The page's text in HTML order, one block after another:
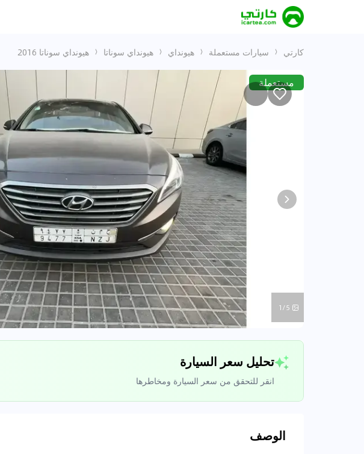
كارتي سيارات مستعملة هيونداي هيونداي سوناتا هيونداي سوناتا 2016
مستعملة
1/5
تحليل سعر السيارة
انقر للتحقق من سعر السيارة ومخاطرها
الوصف